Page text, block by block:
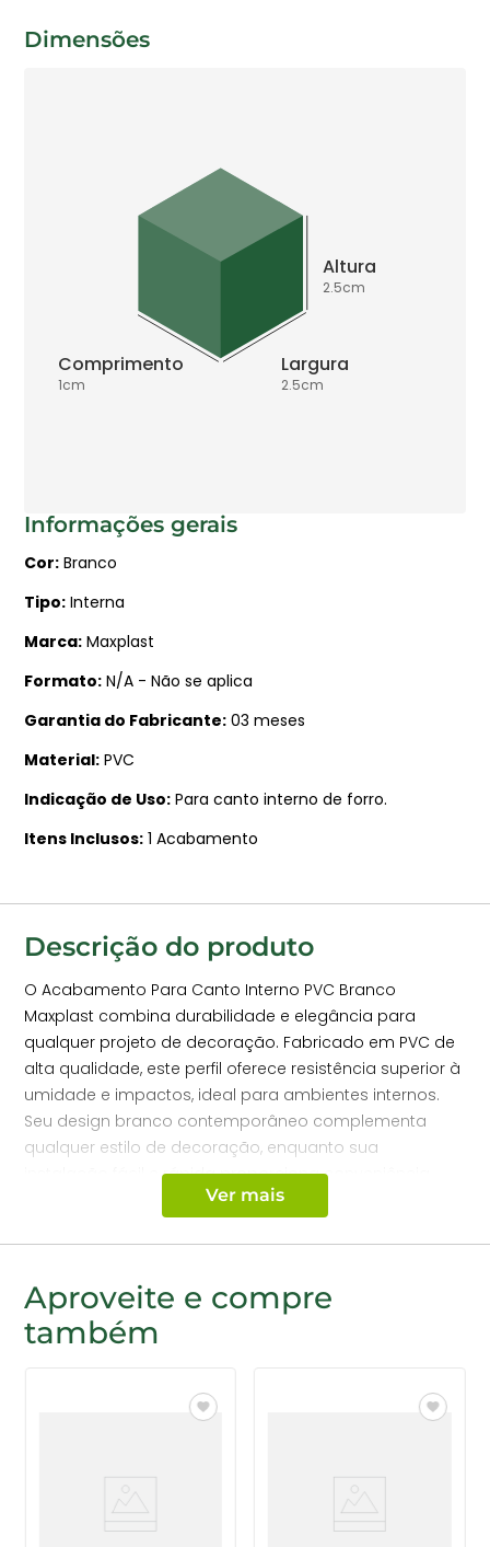
Dimensões
Altura
2.5cm
Largura
2.5cm
Comprimento
1cm
Informações gerais
Cor Branco
Tipo Interna
Marca Maxplast
Formato N/A - Não se aplica
Garantia do Fabricante 03 meses
Material PVC
Indicação de Uso Para canto interno de forro.
Itens Inclusos 1 Acabamento
Descrição do produto
O Acabamento Para Canto Interno PVC Branco
Maxplast combina durabilidade e elegância para
qualquer projeto de decoração. Fabricado em PVC de
alta qualidade, este perfil oferece resistência superior à
umidade e impactos, ideal para ambientes internos.
Seu design branco contemporâneo complementa
qualquer estilo de decoração, enquanto sua
instalação fácil e rápida proporciona conveniência.
Perfeito para finalizar cantos internos de forro branco,
ao longo do tempo.
Ver mais
Aproveite e compre
também